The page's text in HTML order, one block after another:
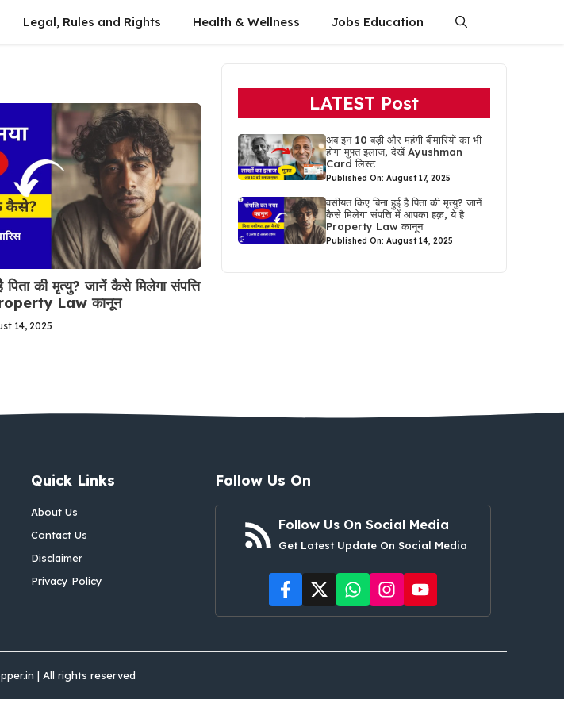
Legal, Rules and Rights Health & Wellness Jobs Education
पिता की मृत्यु? जानें कैसे मिलेगा संपत्ति
Law कानून
14, 2025
LATEST Post
अब इन 10 बड़ी और महंगी बीमारियों का भी
होगा मुफ्त इलाज, देखें Ayushman
Card लिस्ट
Published On: August 17, 2025
वसीयत किए बिना हुई है पिता की मृत्यु? जानें
कैसे मिलेगा संपत्ति में आपका हक़, ये है
Property Law कानून
Published On: August 14, 2025
Quick Links
About Us
Contact Us
Disclaimer
Privacy Policy
Follow Us On
Follow Us On Social Media
Get Latest Update On Social Media
| All rights reserved